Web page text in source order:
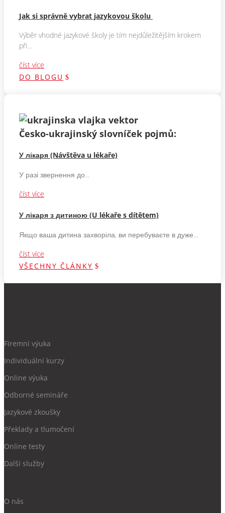
Jak si správně vybrat jazykovou školu
Výběr vhodné jazykové školy je tím nejdůležitějším krokem
při...
číst více
DO BLOGU
Česko-ukrajinský slovníček pojmů:
У лікаря (Návštěva u lékaře)
У разі звернення до...
číst více
У лікаря з дитиною (U lékaře s dítětem)
Якщо ваша дитина захворіла, ви перебуваєте в дуже...
číst více
VŠECHNY ČLÁNKY
Firemní výuka
Individuální kurzy
Online výuka
Odborné semináře
Jazykové zkoušky
Překlady a tlumočení
Online testy
Další služby
O nás